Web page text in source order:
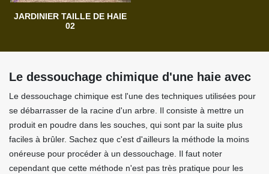
JARDINIER TAILLE DE HAIE
02
Le dessouchage chimique d'une haie avec
Le dessouchage chimique est l'une des techniques utilisées pour
se débarrasser de la racine d'un arbre. Il consiste à mettre un
produit en poudre dans les souches, qui sont par la suite plus
faciles à brûler. Sachez que c'est d'ailleurs la méthode la moins
onéreuse pour procéder à un dessouchage. Il faut noter
cependant que cette méthode n'est pas très pratique pour les